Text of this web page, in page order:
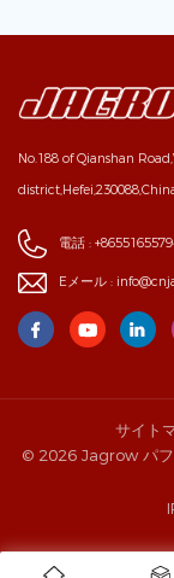
No.188 of Qianshan
電話 :
Eメール :
サイト
© 2026 Jagrow パフ